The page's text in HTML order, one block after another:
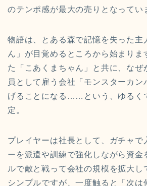
のテンポ感が最大の売りとなってい
物語は、とある森で記憶を失った主
ん」が目覚めるところから始まりま
た「こあくまちゃん」と共に、なぜ
員として雇う会社「モンスターカン
げることになる……という、ゆるく
定。
プレイヤーは社長として、ガチャで
ーを派遣や訓練で強化しながら資金
ルで敵と戦って会社の規模を拡大し
シンプルですが、一度触ると「次は